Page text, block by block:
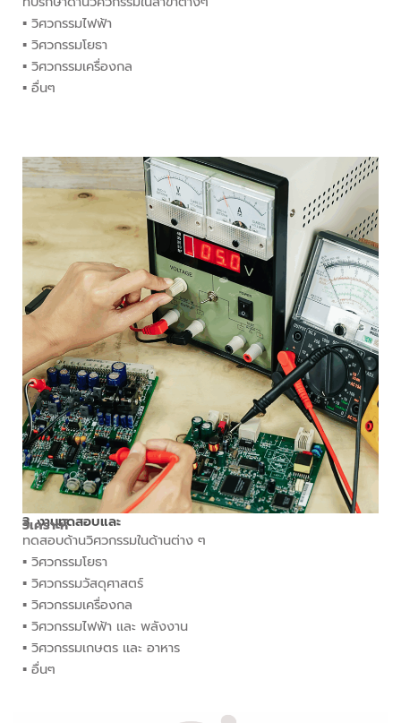
▪︎ วิศวกรรมไฟฟ้า
▪︎ วิศวกรรมโยธา
▪︎ วิศวกรรมเครื่องกล
▪︎ อื่นๆ
3. งานทดสอบและ
วิเคราะห์
ทดสอบด้านวิศวกรรมในด้านต่าง ๆ
▪︎ วิศวกรรมโยธา
▪︎ วิศวกรรมวัสดุศาสตร์
▪︎ วิศวกรรมเครื่องกล
▪︎ วิศวกรรมไฟฟ้า เเละ พลังงาน
▪︎ วิศวกรรมเกษตร เเละ อาหาร
▪︎ อื่นๆ